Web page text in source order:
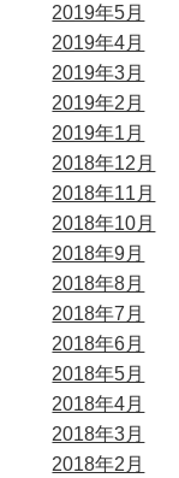
2019年5月
2019年4月
2019年3月
2019年2月
2019年1月
2018年12月
2018年11月
2018年10月
2018年9月
2018年8月
2018年7月
2018年6月
2018年5月
2018年4月
2018年3月
2018年2月